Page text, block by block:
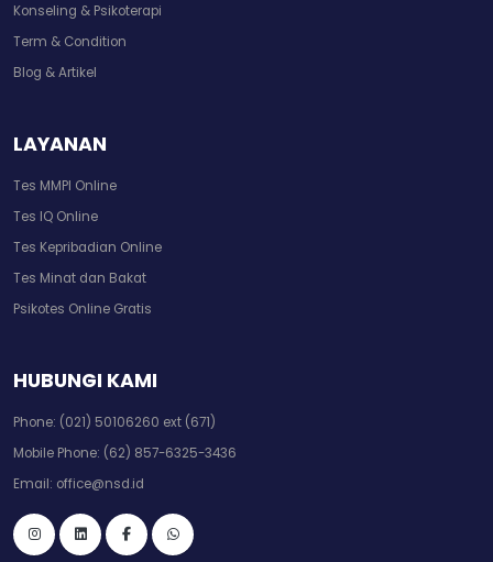
Konseling & Psikoterapi
Term & Condition
Blog & Artikel
LAYANAN
Tes MMPI Online
Tes IQ Online
Tes Kepribadian Online
Tes Minat dan Bakat
Psikotes Online Gratis
HUBUNGI KAMI
Phone: (021) 50106260 ext (671)
Mobile Phone: (62) 857-6325-3436
Email: office@nsd.id